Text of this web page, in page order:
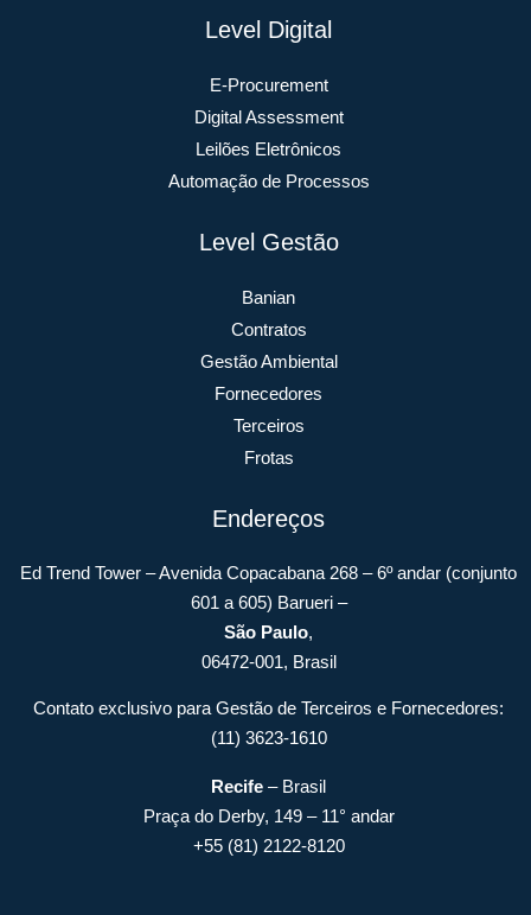
Level Digital
E-Procurement
Digital Assessment
Leilões Eletrônicos
Automação de Processos
Level Gestão
Banian
Contratos
Gestão Ambiental
Fornecedores
Terceiros
Frotas
Endereços
Ed Trend Tower – Avenida Copacabana 268 – 6º andar (conjunto
601 a 605) Barueri –
São Paulo,
06472-001, Brasil
Contato exclusivo para Gestão de Terceiros e Fornecedores:
(11) 3623-1610
Recife – Brasil
Praça do Derby, 149 – 11° andar
+55 (81) 2122-8120